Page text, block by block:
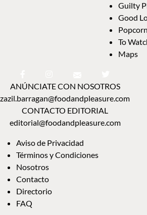
Guilty
Good
Popcorn
To
Maps
ANÚNCIATE CON NOSOTROS
zazil.barragan@foodandpleasure.com
CONTACTO EDITORIAL
editorial@foodandpleasure.com
Aviso de Privacidad
Términos y Condiciones
Nosotros
Contacto
Directorio
FAQ